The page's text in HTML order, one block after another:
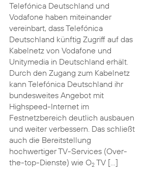
Telefónica Deutschland und
Vodafone haben miteinander
vereinbart, dass Telefónica
Deutschland künftig Zugriff auf das
Kabelnetz von Vodafone und
Unitymedia in Deutschland erhält.
Durch den Zugang zum Kabelnetz
kann Telefónica Deutschland ihr
bundesweites Angebot mit
Highspeed-Internet im
Festnetzbereich deutlich ausbauen
und weiter verbessern. Das schließt
auch die Bereitstellung
hochwertiger TV-Services (Over-
the-top-Dienste) wie O2TV […]